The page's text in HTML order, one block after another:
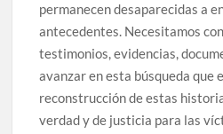
permanecen desaparecidas a
antecedentes. Necesitamos
testimonios, evidencias,
avanzar en esta búsqueda que
reconstrucción de estas
verdad y de justicia para las